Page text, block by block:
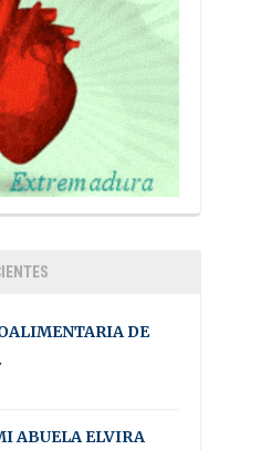
DE
ABUELA ELVIRA